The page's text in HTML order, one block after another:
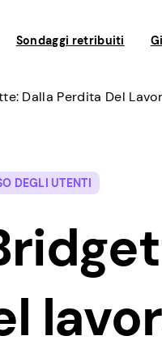
Sondaggi retribuiti
Dalla Perdita Del
DEGLI UTENTI